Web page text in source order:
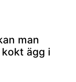
man
ägg i